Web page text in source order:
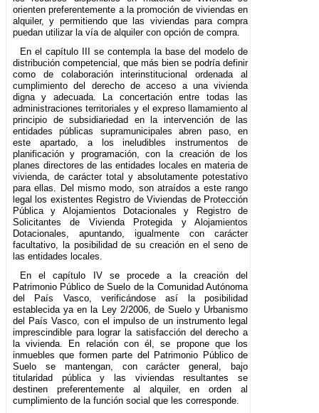
orienten preferentemente a la promoción de viviendas en
alquiler, y permitiendo que las viviendas para compra
puedan utilizar la vía de alquiler con opción de compra.
En el capítulo III se contempla la base del modelo de
distribución competencial, que más bien se podría definir
como de colaboración interinstitucional ordenada al
cumplimiento del derecho de acceso a una vivienda
digna y adecuada. La concertación entre todas las
administraciones territoriales y el expreso llamamiento al
principio de subsidiariedad en la intervención de las
entidades públicas supramunicipales abren paso, en
este apartado, a los ineludibles instrumentos de
planificación y programación, con la creación de los
planes directores de las entidades locales en materia de
vivienda, de carácter total y absolutamente potestativo
para ellas. Del mismo modo, son atraídos a este rango
legal los existentes Registro de Viviendas de Protección
Pública y Alojamientos Dotacionales y Registro de
Solicitantes de Vivienda Protegida y Alojamientos
Dotacionales, apuntando, igualmente con carácter
facultativo, la posibilidad de su creación en el seno de
las entidades locales.
En el capítulo IV se procede a la creación del
Patrimonio Público de Suelo de la Comunidad Autónoma
del País Vasco, verificándose así la posibilidad
establecida ya en la Ley 2/2006, de Suelo y Urbanismo
del País Vasco, con el impulso de un instrumento legal
imprescindible para lograr la satisfacción del derecho a
la vivienda. En relación con él, se propone que los
inmuebles que formen parte del Patrimonio Público de
Suelo se mantengan, con carácter general, bajo
titularidad pública y las viviendas resultantes se
destinen preferentemente al alquiler, en orden al
cumplimiento de la función social que les corresponde.